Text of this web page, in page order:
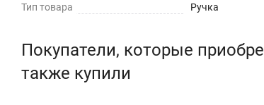
Тип товара Ручка
Покупатели, которые
также купили